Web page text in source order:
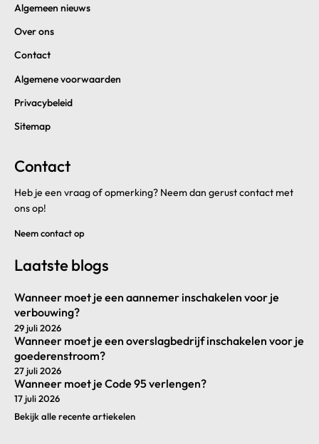
Algemeen nieuws
Over ons
Contact
Algemene voorwaarden
Privacybeleid
Sitemap
Contact
Heb je een vraag of opmerking? Neem dan gerust contact met
ons op!
Neem contact op
Laatste blogs
Wanneer moet je een aannemer inschakelen voor je
verbouwing?
29 juli 2026
Wanneer moet je een overslagbedrijf inschakelen voor je
goederenstroom?
27 juli 2026
Wanneer moet je Code 95 verlengen?
17 juli 2026
Bekijk alle recente artiekelen